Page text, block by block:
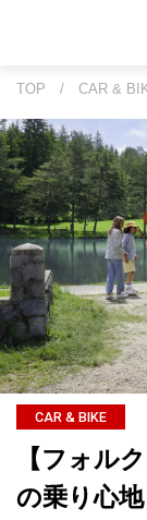
TOP / CAR &
CAR & BIKE
【フォル
の乗り心